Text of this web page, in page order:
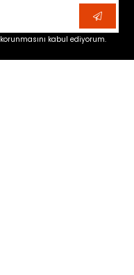
korunmasını kabul ediyorum.